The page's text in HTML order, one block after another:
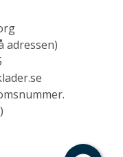
adressen)